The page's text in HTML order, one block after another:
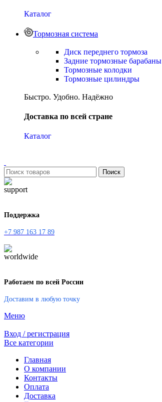
Каталог
Тормозная система
Диск переднего тормоза
Задние тормозные барабаны
Тормозные колодки
Тормозные цилиндры
Быстро. Удобно. Надёжно
Доставка по всей стране
Каталог
Поиск
Поддержка
+7 987 163 17 89
Работаем по всей России
Доставим в любую точку
Меню
Вход / регистрация
Все категории
Главная
О компании
Контакты
Оплата
Доставка